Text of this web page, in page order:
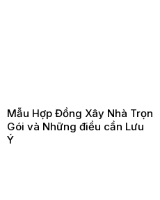
Mẫu Hợp Đồng Xây Nhà Trọn
Gói và Những điều cần Lưu
Ý